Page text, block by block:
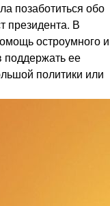
позаботиться обо
президента. В
остроумного и
поддержать ее
политики или